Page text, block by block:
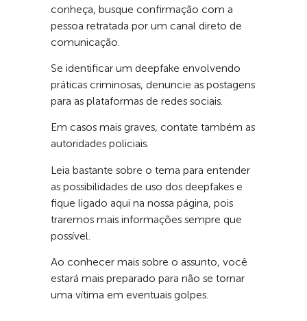
conheça, busque confirmação com a
pessoa retratada por um canal direto de
comunicação.
Se identificar um deepfake envolvendo
práticas criminosas, denuncie as postagens
para as plataformas de redes sociais.
Em casos mais graves, contate também as
autoridades policiais.
Leia bastante sobre o tema para entender
as possibilidades de uso dos deepfakes e
fique ligado aqui na nossa página, pois
traremos mais informações sempre que
possível.
Ao conhecer mais sobre o assunto, você
estará mais preparado para não se tornar
uma vítima em eventuais golpes.